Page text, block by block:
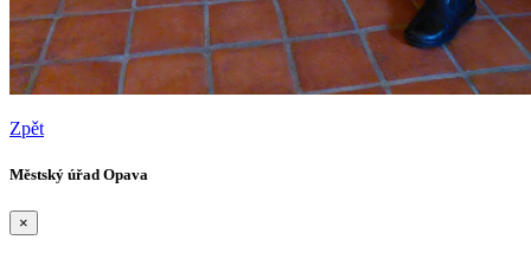
Zpět
Městský úřad Opava
×